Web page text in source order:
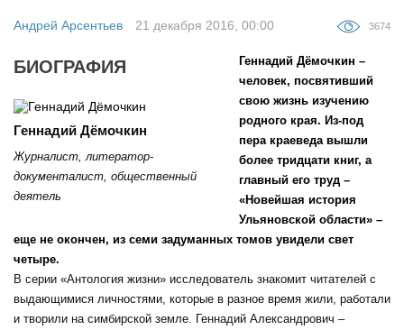
Андрей Арсентьев 21 декабря 2016, 00:00 3674
БИОГРАФИЯ
Геннадий Дёмочкин
Журналист, литератор-
документалист, общественный
деятель
Геннадий Дёмочкин –
человек, посвятивший
свою жизнь изучению
родного края. Из-под
пера краеведа вышли
более тридцати книг, а
главный его труд –
«Новейшая история
Ульяновской области» –
еще не окончен, из семи задуманных томов увидели свет
четыре.
В серии «Антология жизни» исследователь знакомит читателей с
выдающимися личностями, которые в разное время жили, работали
и творили на симбирской земле. Геннадий Александрович –